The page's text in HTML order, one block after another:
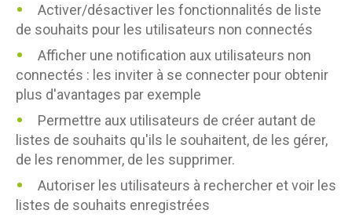
Activer/désactiver les fonctionnalités de liste
de souhaits pour les utilisateurs non connectés
Afficher une notification aux utilisateurs non
connectés : les inviter à se connecter pour obtenir
plus d'avantages par exemple
Permettre aux utilisateurs de créer autant de
listes de souhaits qu'ils le souhaitent, de les gérer,
de les renommer, de les supprimer.
Autoriser les utilisateurs à rechercher et voir les
listes de souhaits enregistrées